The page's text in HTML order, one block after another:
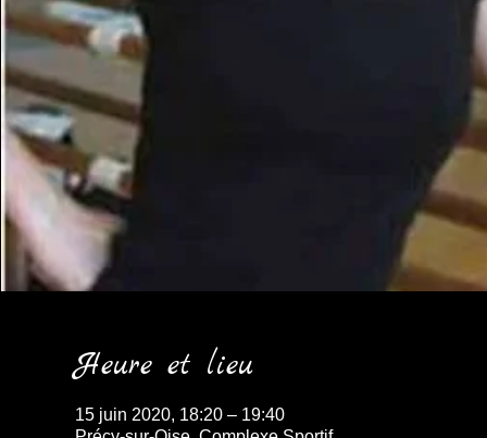
Heure et lieu
15 juin 2020, 18:20 – 19:40